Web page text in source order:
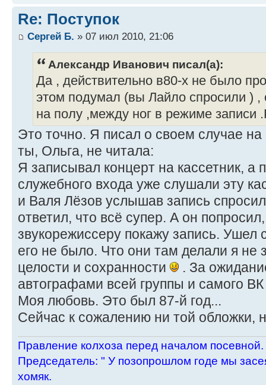
Re: Поступок
Сергей Б. » 07 июл 2010, 21:06
Александр Иванович писал(а):
Да , действительно в80-х не было
этом подумал (вы Лайло спросили ) ,
на полу ,между ног в режиме
Это точно. Я писал о своем случае
ты, Ольга, не читала:
Я записывал концерт на кассетник, а
служебного входа уже слушали эту
и Валя Лёзов услышав запись
ответил, что всё супер. А он
звукорежиссеру покажу запись.
его не было. Что они там делали я не
целости и сохранности
. За
автографами всей группы и самого
Моя любовь. Это был 87-й год...
Сейчас к сожалению ни той обложки,
Пpавление колхоза пеpед началом посевной.
Пpедседатель: " У позопpошлом годе мы
хомяк.